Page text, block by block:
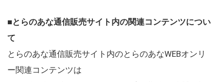
■とらのあな通信販売サイト内の関連コンテンツについ
て
とらのあな通信販売サイト内のとらのあなWEBオンリ
ー関連コンテンツは